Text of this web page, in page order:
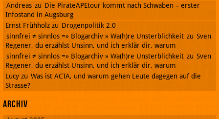
Andreas zu Die PirateAPEtour kommt nach Schwaben – erster
Infostand in Augsburg
Ernst Frühholz zu Drogenpolitik 2.0
sinnfrei ≠ sinnlos =» Blogarchiv » Wa(h)re Unsterblichkeit zu Sven
Regener, du erzählst Unsinn, und ich erklär dir, warum
sinnfrei ≠ sinnlos =» Blogarchiv » Wa(h)re Unsterblichkeit zu Sven
Regener, du erzählst Unsinn, und ich erklär dir, warum
Lucy zu Was ist ACTA, und warum gehen Leute dagegen auf die
Strasse?
Archiv